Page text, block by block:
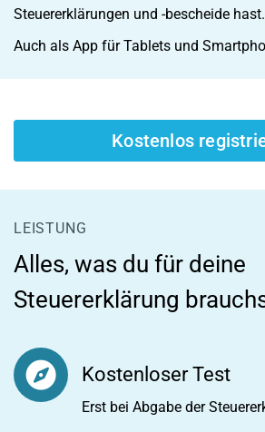
Steuererklärungen und -bescheide hast.
Auch als App für Tablets und
Kostenlos
LEISTUNG
Alles, was du für deine
Steuererklärung
Kostenloser Test
Erst bei Abgabe der